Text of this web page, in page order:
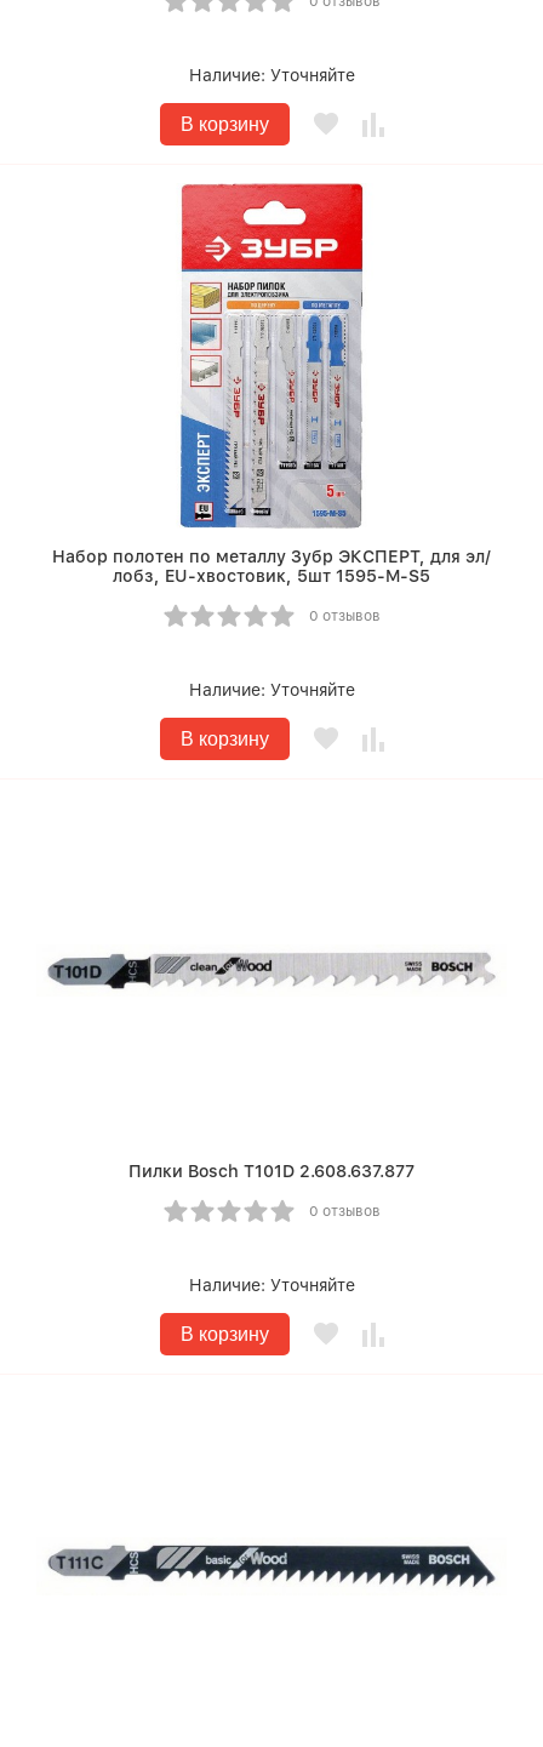
Наличие: Уточняйте
В корзину
Набор полотен по металлу Зубр ЭКСПЕРТ, для эл/
лобз, EU-хвостовик, 5шт 1595-M-S5
0 отзывов
Наличие: Уточняйте
В корзину
Пилки Bosch T101D 2.608.637.877
0 отзывов
Наличие: Уточняйте
В корзину